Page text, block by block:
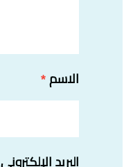
الاسم *
البريد الإلكتروني